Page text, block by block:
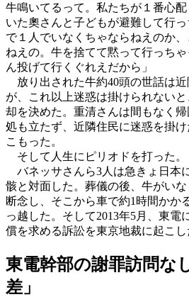
牛鳴いてるって。私たちが１番心
いた奧さんと子どもが避難して行
で１人でいなくちゃならねえのか
ねえの。牛を捨てて黙って行っち
ん投げて行くぐれえだから」
放り出された牛約40頭の世話は近
が、これ以上迷惑は掛けられない
却を決めた。重清さんは間もなく
処も立たず、近隣住民に迷惑を掛
こもった。
そして人生にピリオドを打った。
バネッサさんら3人は急きょ日本
骸と対面した。葬儀の後、牛がい
断念し、そこから車で約1時間かか
っ越した。そして2013年5月、東電
償を求める訴訟を東京地裁に起こし
東電幹部の謝罪訪問な
差」